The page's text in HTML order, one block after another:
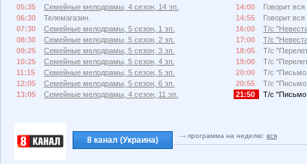
05:35
Семейные мелодрамы, 4 сезон, 14 эп.
06:30
Телемагазин.
07:30
Семейные мелодрамы, 5 сезон, 1 эп.
08:30
Семейные мелодрамы, 5 сезон, 2 эп.
09:25
Семейные мелодрамы, 5 сезон, 3 эп.
10:25
Семейные мелодрамы, 5 сезон, 4 эп.
11:15
Семейные мелодрамы, 5 сезон, 5 эп.
12:05
Семейные мелодрамы, 5 сезон, 6 эп.
13:05
Семейные мелодрамы, 4 сезон, 11 эп.
14:00
Говорит
14:55
Говорит
16:00
Т/с
17:00
Т/с
18:05
Т/с
19:00
Т/с
20:00
Т/с "Письмо
20:55
Т/с "Письмо
21:50
Т/с "Письмо
8 канал (Украина) программа на неделю: вся